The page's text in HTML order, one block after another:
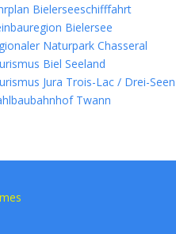
Bielerseeschifffahrt
Bielersee
Naturpark Chasseral
Biel Seeland
Jura Trois-Lac / Drei-
Twann